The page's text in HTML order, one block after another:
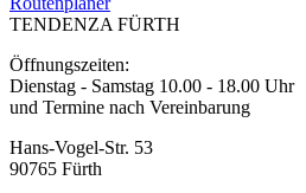
TENDENZA FÜRTH
Öffnungszeiten:
Dienstag - Samstag 10.00 - 18.00 Uhr
und Termine nach Vereinbarung
Hans-Vogel-Str. 53
90765 Fürth